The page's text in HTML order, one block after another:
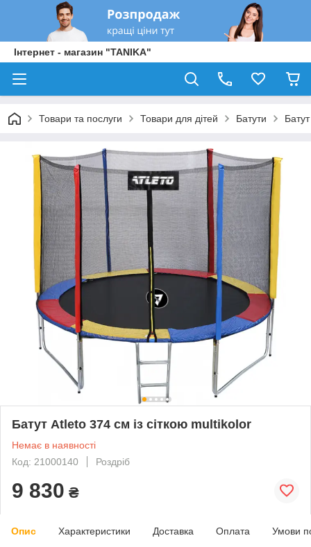
Інтернет - магазин "TANIKA"
Товари та послуги Товари для дітей Батути
Батут Atleto 374 см із сіткою multikolor
Немає в наявності
Код: 21000140
Роздріб
9 830 ₴
Опис Характеристики Доставка Оплата Умови